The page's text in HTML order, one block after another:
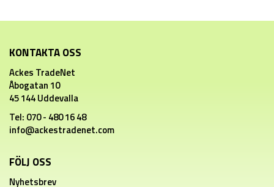
KONTAKTA OSS
Ackes TradeNet
Åbogatan 10
45 144 Uddevalla
Tel: 070 - 480 16 48
info@ackestradenet.com
FÖLJ OSS
Nyhetsbrev